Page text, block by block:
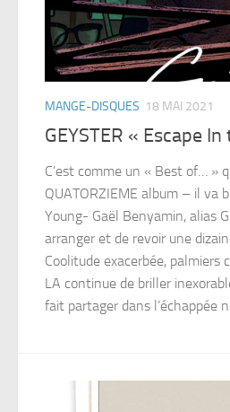
MANGE-DISQUES 18 MAI 2021
GEYSTER « Escape
C’est comme un « Best of… »
QUATORZIEME album – il va
Young- Gaël Benyamin, alias
arranger et de revoir une
Coolitude exacerbée,
LA continue de briller
fait partager dans l’échappée